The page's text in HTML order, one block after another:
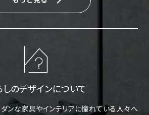
しのデザインについて
ンな家具やインテリアに憧れている人々へ